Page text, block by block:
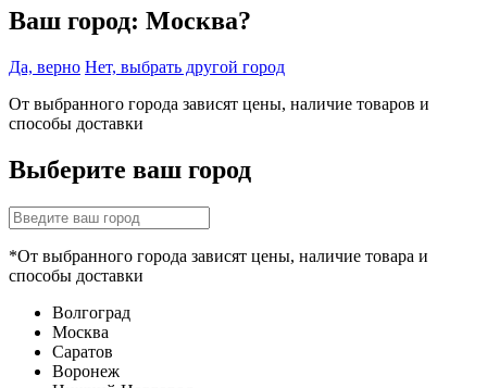
Ваш город: Москва?
Да, верно Нет, выбрать другой город
От выбранного города зависят цены, наличие товаров и
способы доставки
Выберите ваш город
*От выбранного города зависят цены, наличие товара и
способы доставки
Волгоград
Москва
Саратов
Воронеж